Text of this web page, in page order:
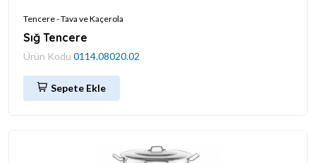
Tencere - Tava ve Kaçerola
Sığ Tencere
Ürün Kodu 0114.08020.02
Sepete Ekle